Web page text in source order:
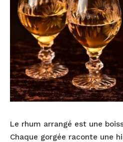
Le rhum arrangé est une
Chaque gorgée raconte une